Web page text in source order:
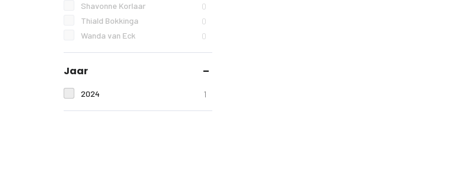
Shavonne Korlaar 0
Thiald Bokkinga 0
Wanda van Eck 0
Jaar
2024 1